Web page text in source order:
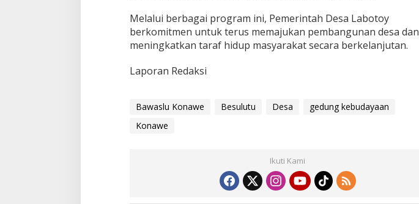
Melalui berbagai program ini, Pemerintah Desa Labotoy
berkomitmen untuk terus memajukan pembangunan desa dan
meningkatkan taraf hidup masyarakat secara berkelanjutan.
Laporan Redaksi
Bawaslu Konawe Besulutu Desa
gedung kebudayaan
Konawe
Ikuti Kami